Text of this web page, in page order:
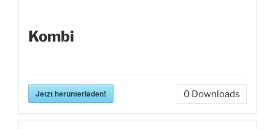
Kombi
Jetzt herunterladen! 0 Downloads